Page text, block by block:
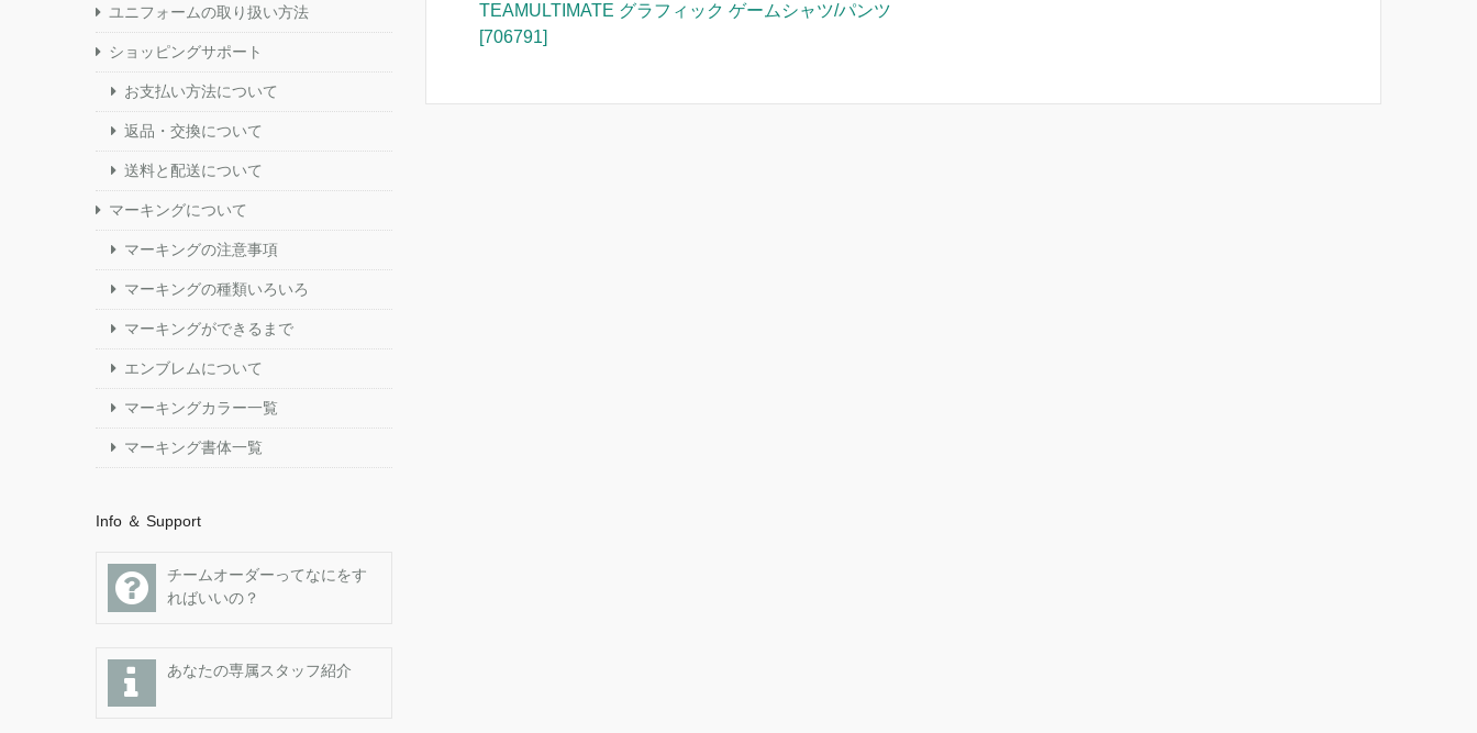
TEAMULTIMATE グラフィック ゲームシャツ/パンツ
[706791]
ユニフォームの取り扱い方法
ショッピングサポート
お支払い方法について
返品・交換について
送料と配送について
マーキングについて
マーキングの注意事項
マーキングの種類いろいろ
マーキングができるまで
エンブレムについて
マーキングカラー一覧
マーキング書体一覧
Info ＆ Support
チームオーダーってなにをす
ればいいの？
あなたの専属スタッフ紹介